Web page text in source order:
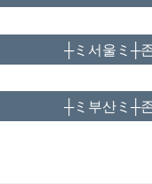
┼ミ서울ミ┼
┼ミ부산ミ┼